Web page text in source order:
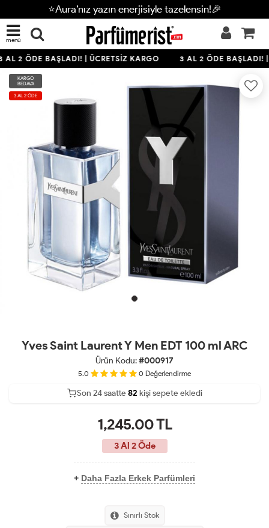
⭐Aura’nız yazın enerjisiyle tazelensin!🎉
menü
AL 2 ÖDE BAŞLADI! | ÜCRETSİZ KARGO 3 AL 2 ÖDE BAŞLADI! |
KARGO
BEDAVA
3 AL 2 ÖDE
Yves Saint Laurent Y Men EDT 100 ml ARC
Ürün Kodu:#000917
5.0 0 Değerlendirme
39
Son 24 saatte 85 kişi sepete ekledi
21
1,245.00TL
3 Al 2 Öde
+ Daha Fazla Erkek Parfümleri
Sınırlı Stok